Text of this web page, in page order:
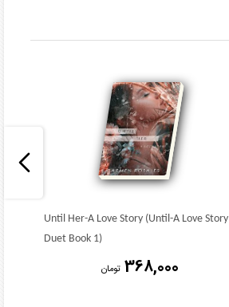
Until Her-A Love Story (Until-A Love Story
Duet Book 1)
368,000 تومان